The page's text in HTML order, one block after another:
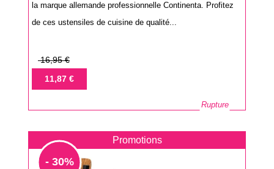
la marque allemande professionnelle Continenta. Profitez
de ces ustensiles de cuisine de qualité...
Prix
base
16,95 €
Prix11,87 €
Rupture
Promotions
- 30%